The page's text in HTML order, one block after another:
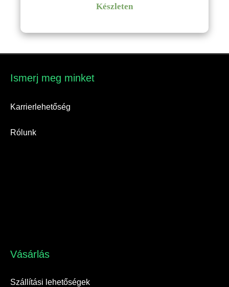
Készleten
Ismerj meg minket​
Karrierlehetőség
Rólunk
Vásárlás​
Szállítási lehetőségek